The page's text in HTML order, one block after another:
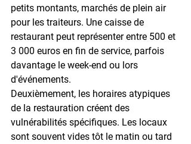
petits montants, marchés de plein air
pour les traiteurs. Une caisse de
restaurant peut représenter entre 500 et
3 000 euros en fin de service, parfois
davantage le week-end ou lors
d'événements.
Deuxièmement, les horaires atypiques
de la restauration créent des
vulnérabilités spécifiques. Les locaux
sont souvent vides tôt le matin ou tard